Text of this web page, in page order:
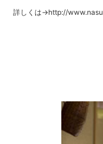
詳しくは→http://